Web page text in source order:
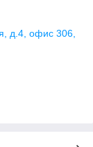
д.4, офис 306,